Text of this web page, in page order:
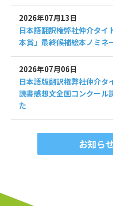
2026年07月13日
日本語翻訳権弊社仲介タイ
本賞」最終候補絵本ノミネ
2026年07月06日
日本語版翻訳権弊社仲介タ
読書感想文全国コンクール
た
お知ら